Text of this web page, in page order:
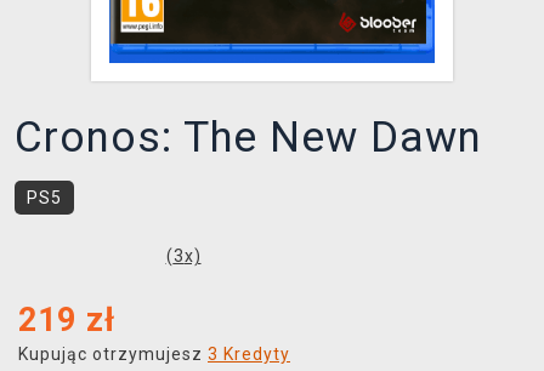
Cronos: The New Dawn
PS5
(3x)
219 zł
Kupując otrzymujesz 3 Kredyty